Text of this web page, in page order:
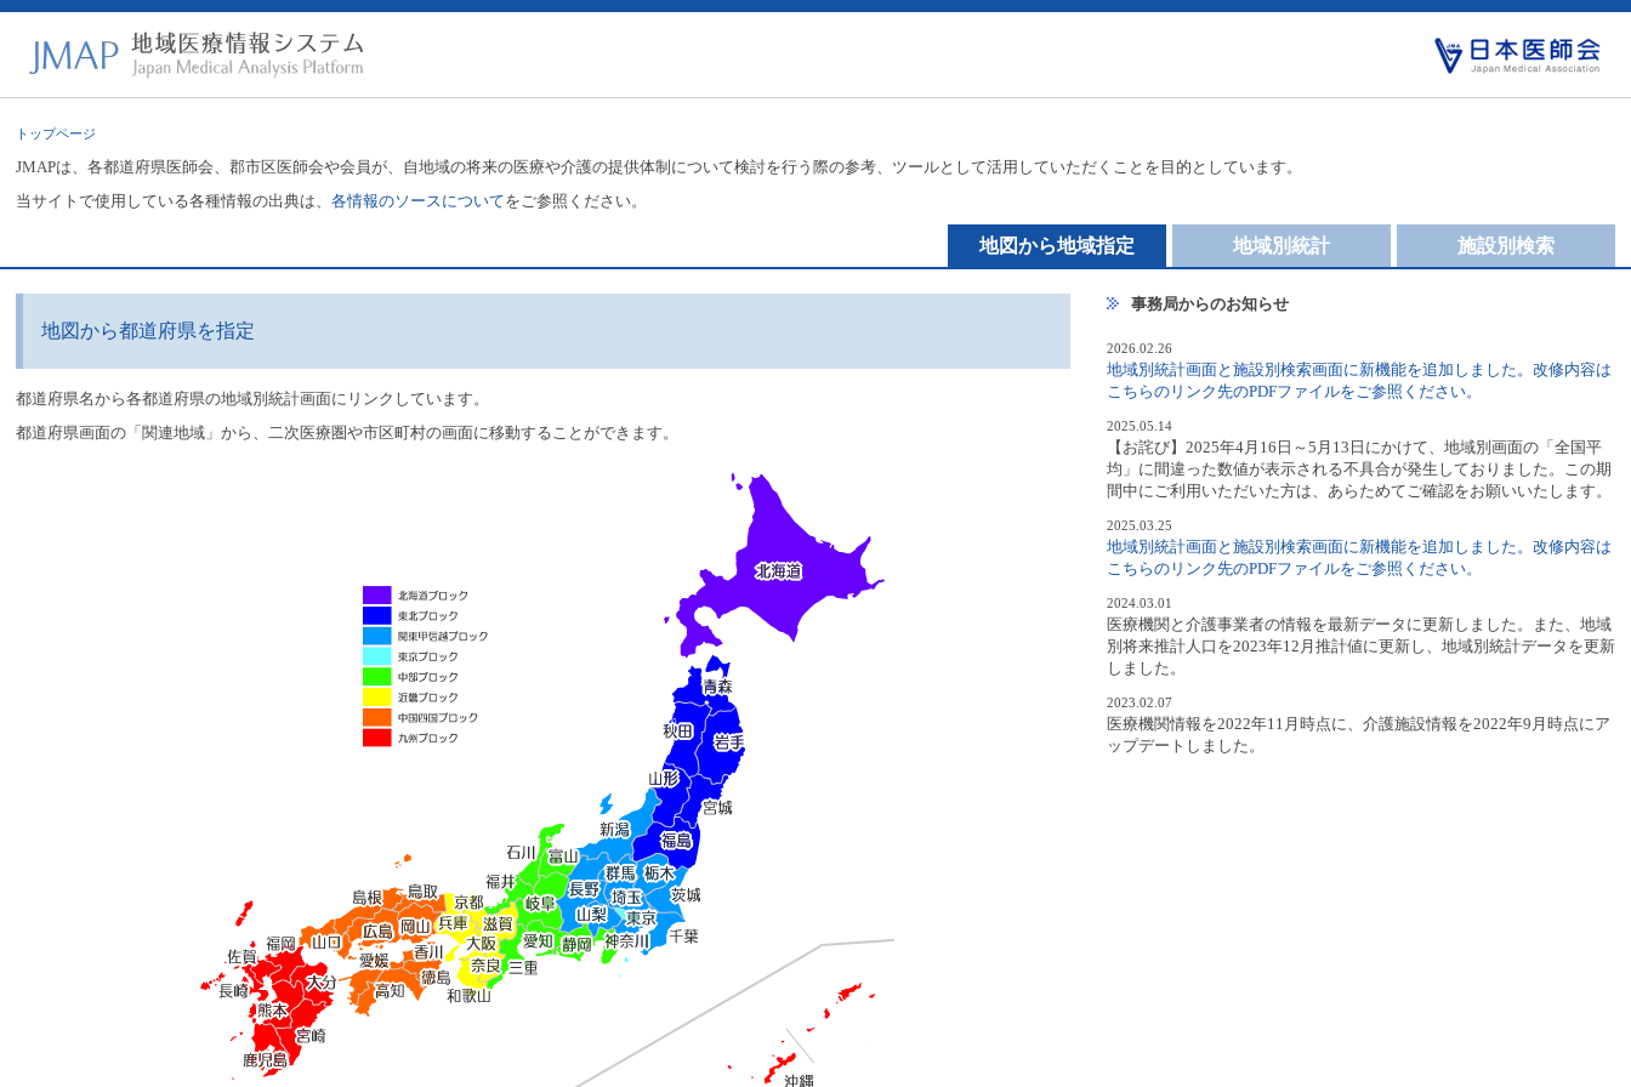
トップページ
JMAPは、各都道府県医師会、郡市区医師会や会員が、自地域の将来の医療や介護の提供体制について検討を行う際の参考、ツールとして活用していただくことを目的としています。
当サイトで使用している各種情報の出典は、各情報のソースについてをご参照ください。
施設別検索
地域別統計
地図から地域指定
地図から都道府県を指定
都道府県名から各都道府県の地域別統計画面にリンクしています。
都道府県画面の「関連地域」から、二次医療圏や市区町村の画面に移動することができます。
事務局からのお知らせ
2026.02.26
地域別統計画面と施設別検索画面に新機能を追加しました。改修内容は
こちらのリンク先のPDFファイルをご参照ください。
2025.05.14
【お詫び】2025年4月16日～5月13日にかけて、地域別画面の「全国平
均」に間違った数値が表示される不具合が発生しておりました。この期
間中にご利用いただいた方は、あらためてご確認をお願いいたします。
2025.03.25
地域別統計画面と施設別検索画面に新機能を追加しました。改修内容は
こちらのリンク先のPDFファイルをご参照ください。
2024.03.01
医療機関と介護事業者の情報を最新データに更新しました。また、地域
別将来推計人口を2023年12月推計値に更新し、地域別統計データを更新
しました。
2023.02.07
医療機関情報を2022年11月時点に、介護施設情報を2022年9月時点にア
ップデートしました。